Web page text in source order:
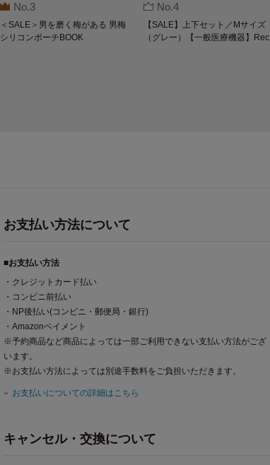
No.3
＜SALE＞男を磨く梅がある 男梅
シリコンポーチBOOK
No.4
【SALE】上下セット／Mサイズ
（グレー）【一般医療機器】Rec
お支払い方法について
■お支払い方法
・クレジットカード払い
・コンビニ前払い
・NP後払い(コンビニ・郵便局・銀行)
・Amazonペイメント
※予約商品など商品によっては一部ご利用できない支払い方法がござ
います。
※お支払い方法によっては別途手数料をご負担いただきます。
お支払いについての詳細はこちら
キャンセル・交換について